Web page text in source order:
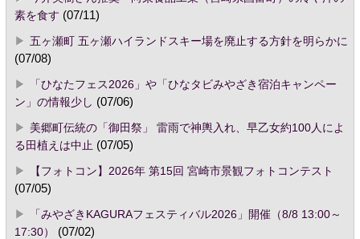
素を食す (07/11)
五ヶ瀬町 五ヶ瀬ハイランドスキー場を廃止する方針を明らかに
(07/08)
「ひなたフェス2026」や「ひなタビみやざき宿泊キャンペー
ン」の情報少し (07/06)
美郷町伝統の「御田祭」 雷雨で神輿入れ、早乙女約100人によ
る田植えは中止 (07/05)
【フォトコン】2026年 第15回 宮崎市景観フォトコンテスト
(07/05)
「みやざきKAGURAフェスティバル2026」開催（8/8 13:00～
17:30）
(07/02)